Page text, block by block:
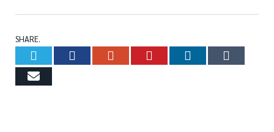
SHARE.
TwitterFacebookGoogle+Pinterest
LinkedIn
Email